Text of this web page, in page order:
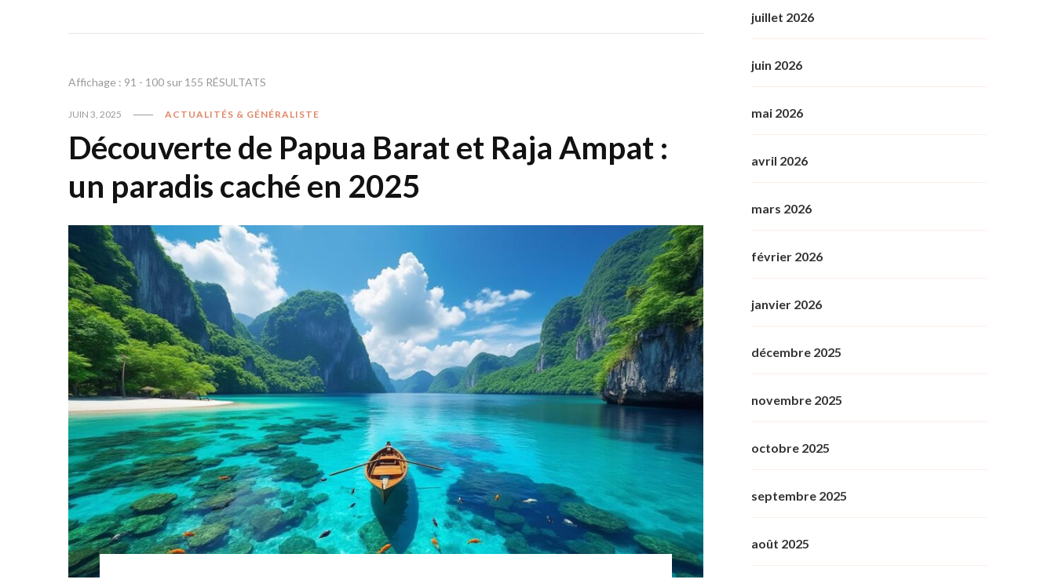
Affichage : 91 - 100 sur 155 RÉSULTATS
JUIN 3, 2025 ACTUALITÉS & GÉNÉRALISTE
Découverte de Papua Barat et Raja Ampat :
un paradis caché en 2025
juillet 2026
juin 2026
mai 2026
avril 2026
mars 2026
février 2026
janvier 2026
décembre 2025
novembre 2025
octobre 2025
septembre 2025
août 2025